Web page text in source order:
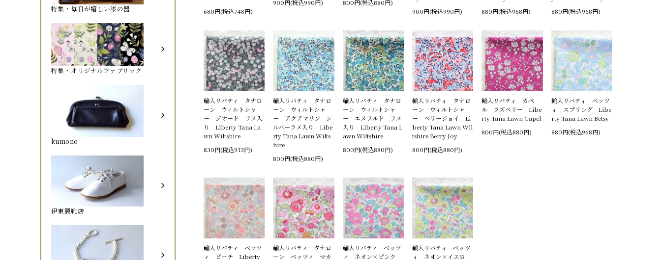
680円(税込748円)
900円(税込990円)
800円(税込880円)
900円(税込990円)
880円(税込968円)
880円(税込968円)
輸入リバティ タナロ
ーン ウィルトシャ
ー ジオード ラメ入
り Liberty Tana La
wn Wiltshire
830円(税込913円)
輸入リバティ タナロ
ーン ウィルトシャ
ー アクアマリン シ
ルバーラメ入り Libe
rty Tana Lawn Wilts
hire
800円(税込880円)
輸入リバティ タナロ
ーン ウィルトシャ
ー エメラルド ラメ
入り Liberty Tana L
awn Wiltshire
800円(税込880円)
輸入リバティ タナロ
ーン ウィルトシャ
ー ベリージョイ Li
berty Tana Lawn Wil
tshire Berry Joy
800円(税込880円)
輸入リバティ カペ
ル ラズベリー Libe
rty Tana Lawn Capel
800円(税込880円)
輸入リバティ ベッツ
ィ スプリング Libe
rty Tana Lawn Betsy
880円(税込968円)
輸入リバティ ベッツ
ィ ピーチ Liberty
輸入リバティ タナロ
ーン ベッツィ マカ
輸入リバティ ベッツ
ィ ネオン×ピンク
輸入リバティ ベッツ
ィ ネオン×イエロ
特集・毎日が嬉しい漆の器
特集・オリジナルファブリック
kumono
伊東製靴店